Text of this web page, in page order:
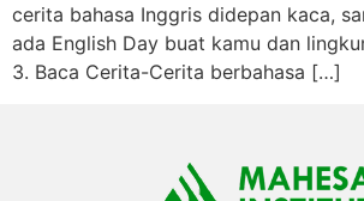
cerita bahasa Inggris didepan kaca,
ada English Day buat kamu dan
3. Baca Cerita-Cerita berbahasa […]